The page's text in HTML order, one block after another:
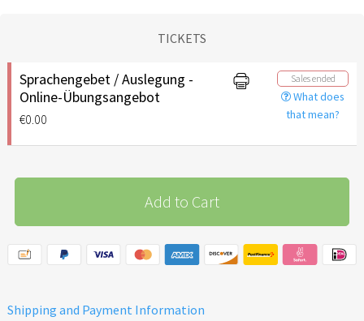
TICKETS
Sprachengebet / Auslegung -
Online-Übungsangebot
€0.00
Sales ended
What does
that mean?
Add to Cart
Shipping and Payment Information